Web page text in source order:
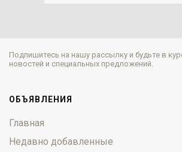
Подпишитесь на нашу рассылку и будьте в
новостей и специальных предложений.
ОБЪЯВЛЕНИЯ
Главная
Недавно добавленные